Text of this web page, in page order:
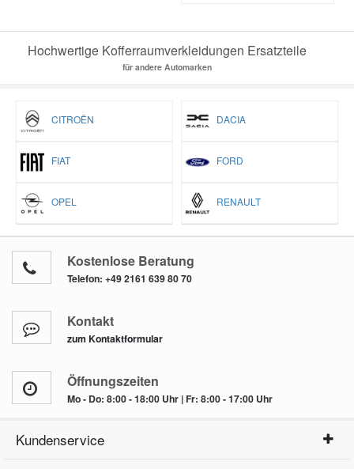
Hochwertige Kofferraumverkleidungen Ersatzteile
für andere Automarken
CITROËN DACIA
FIAT FORD
OPEL RENAULT
Kostenlose Beratung
Telefon: +49 2161 639 80 70
Kontakt
zum Kontaktformular
Öffnungszeiten
Mo - Do: 8:00 - 18:00 Uhr | Fr: 8:00 - 17:00 Uhr
Kundenservice